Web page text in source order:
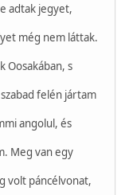
adtak jegyet,
még nem láttak.
Oosakában, s
felén jártam
angolul, és
Meg van egy
volt páncélvonat,